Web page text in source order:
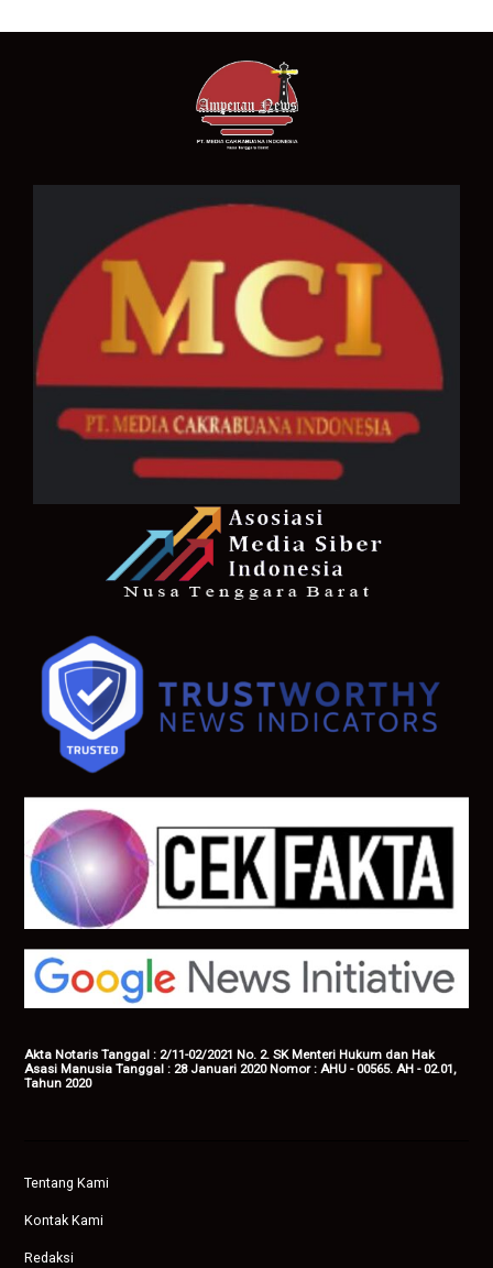
Akta Notaris Tanggal : 2/11-02/2021 No. 2. SK Menteri Hukum dan Hak
Asasi Manusia Tanggal : 28 Januari 2020 Nomor : AHU - 00565. AH - 02.01,
Tahun 2020
Tentang Kami
Kontak Kami
Redaksi